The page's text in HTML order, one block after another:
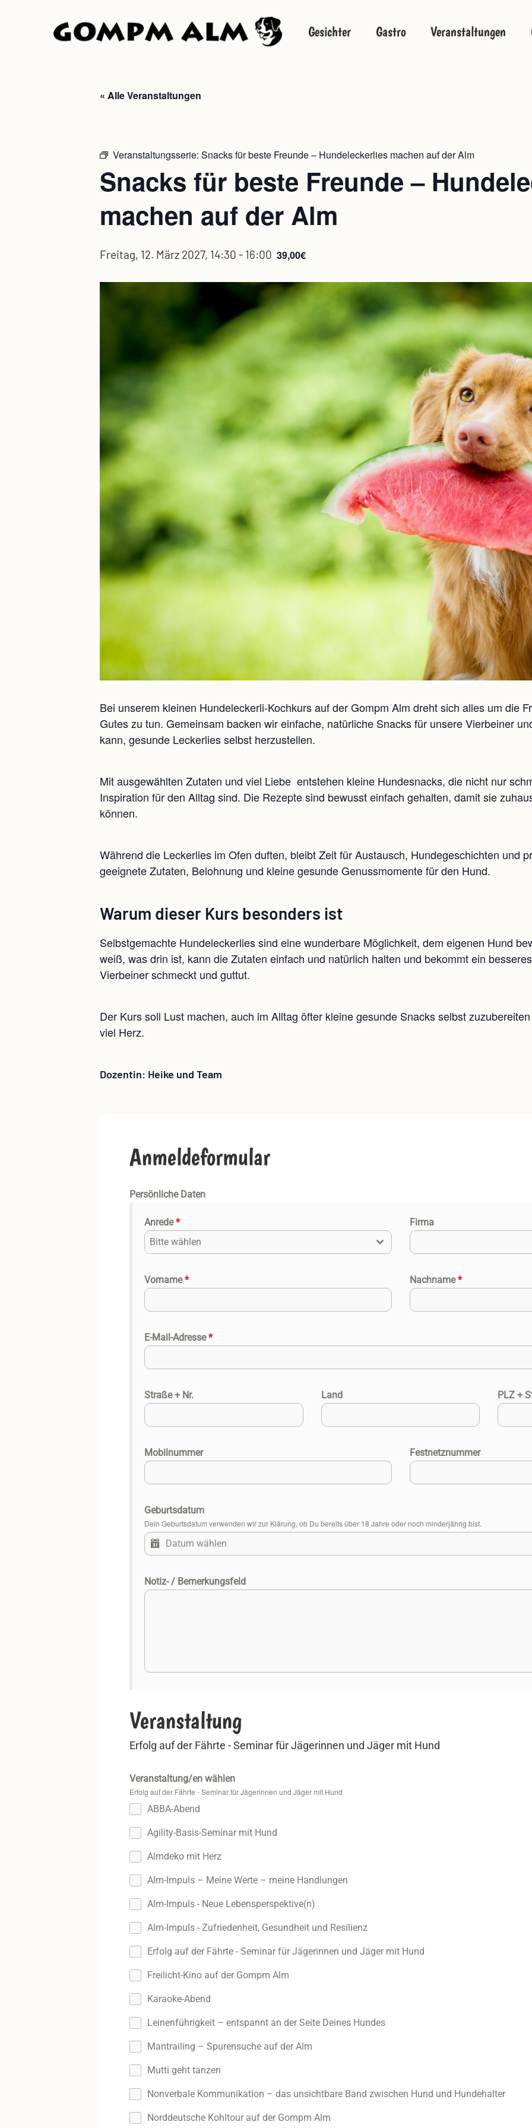
Gesichter Gastro Veranstaltungen
« Alle Veranstaltungen
Veranstaltungsserie: Snacks für beste Freunde – Hundeleckerlies machen auf der Alm
Snacks für beste Freunde –
machen auf der Alm
Freitag, 12. März 2027, 14:30 - 16:00 39,00€
Bei unserem kleinen Hundeleckerli-Kochkurs auf der Gompm Alm dreht sich alles um die
Gutes zu tun. Gemeinsam backen wir einfache, natürliche Snacks für unsere Vierbeiner
kann, gesunde Leckerlies selbst herzustellen.
Mit ausgewählten Zutaten und viel Liebe entstehen kleine Hundesnacks, die nicht nur
Inspiration für den Alltag sind. Die Rezepte sind bewusst einfach gehalten, damit sie
können.
Während die Leckerlies im Ofen duften, bleibt Zeit für Austausch, Hundegeschichten und
geeignete Zutaten, Belohnung und kleine gesunde Genussmomente für den Hund.
Warum dieser Kurs besonders ist
Selbstgemachte Hundeleckerlies sind eine wunderbare Möglichkeit, dem eigenen Hund
weiß, was drin ist, kann die Zutaten einfach und natürlich halten und bekommt ein
Vierbeiner schmeckt und guttut.
Der Kurs soll Lust machen, auch im Alltag öfter kleine gesunde Snacks selbst
viel Herz.
Dozentin: Heike und Team
Anmeldeformular
Persönliche Daten
Anrede*
Bitte wählen
Firma
Vorname* Nachname*
E-Mail-Adresse*
Straße + Nr. Land PLZ +
Mobilnummer Festnetznummer
Geburtsdatum
Dein Geburtsdatum verwenden wir zur Klärung, ob Du bereits über 18 Jahre oder noch minderjährig bist.
Notiz- / Bemerkungsfeld
Veranstaltung
Erfolg auf der Fährte - Seminar für Jägerinnen und Jäger mit Hund
Veranstaltung/en wählen
Erfolg auf der Fährte - Seminar für Jägerinnen und Jäger mit Hund
ABBA-Abend
Agility-Basis-Seminar mit Hund
Almdeko mit Herz
Alm-Impuls – Meine Werte – meine Handlungen
Alm-Impuls - Neue Lebensperspektive(n)
Alm-Impuls - Zufriedenheit, Gesundheit und Resilienz
Erfolg auf der Fährte - Seminar für Jägerinnen und Jäger mit Hund
Freilicht-Kino auf der Gompm Alm
Karaoke-Abend
Leinenführigkeit – entspannt an der Seite Deines Hundes
Mantrailing – Spurensuche auf der Alm
Mutti geht tanzen
Nonverbale Kommunikation – das unsichtbare Band zwischen Hund und Hundehalter
Norddeutsche Kohltour auf der Gompm Alm